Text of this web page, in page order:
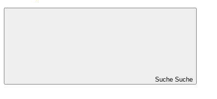
Suche Suche